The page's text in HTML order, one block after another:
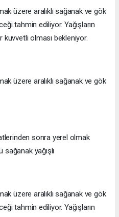
üzere aralıklı sağanak ve gök
tahmin ediliyor. Yağışların
olması bekleniyor.
üzere aralıklı sağanak ve gök
sonra yerel olmak
yağışlı
üzere aralıklı sağanak ve gök
tahmin ediliyor. Yağışların